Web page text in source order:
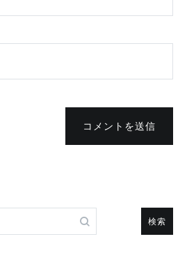
コメントを送信